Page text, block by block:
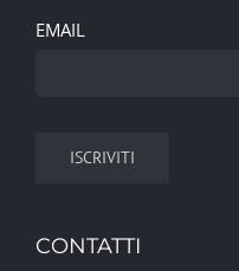
EMAIL
CONTATTI